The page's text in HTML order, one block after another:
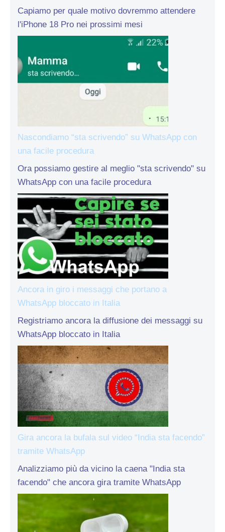
Capiamo per quale motivo dovremmo attendere
l'iPhone 18 Pro nei prossimi mesi
Nascondiamo “sta scrivendo” su WhatsApp con
una facile procedura
Ora possiamo gestire al meglio "sta scrivendo" su
WhatsApp con una facile procedura
Ancora in giro i messaggi che portano a
WhatsApp bloccato in Italia
Registriamo ancora la diffusione dei messaggi su
WhatsApp bloccato in Italia
Gira ancora la bufala sul video “India sta facendo”
tramite WhatsApp
Analizziamo più da vicino la caena "India sta
facendo" che ancora gira tramite WhatsApp